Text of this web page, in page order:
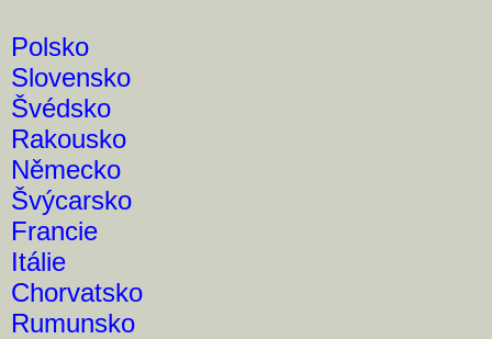
Polsko
Slovensko
Švédsko
Rakousko
Německo
Švýcarsko
Francie
Itálie
Chorvatsko
Rumunsko